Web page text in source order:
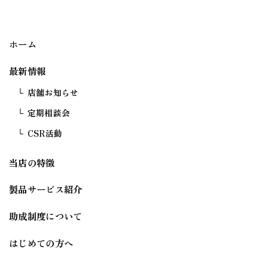
ホーム
最新情報
店舗お知らせ
定期相談会
CSR活動
当店の特徴
製品サービス紹介
助成制度について
はじめての方へ